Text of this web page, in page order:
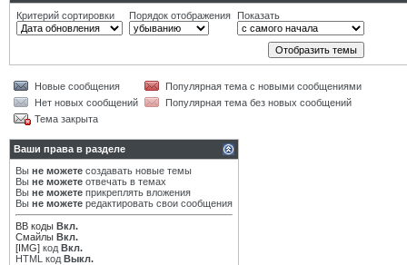
Критерий сортировки
Порядок отображения Показать
Новые сообщения
Популярная тема с новыми сообщениями
Нет новых сообщений
Популярная тема без новых сообщений
Тема закрыта
Ваши права в разделе
Вы не можете создавать новые темы
Вы не можете отвечать в темах
Вы не можете прикреплять вложения
Вы не можете редактировать свои сообщения
BB коды Вкл.
Смайлы Вкл.
[IMG] код Вкл.
HTML код Выкл.